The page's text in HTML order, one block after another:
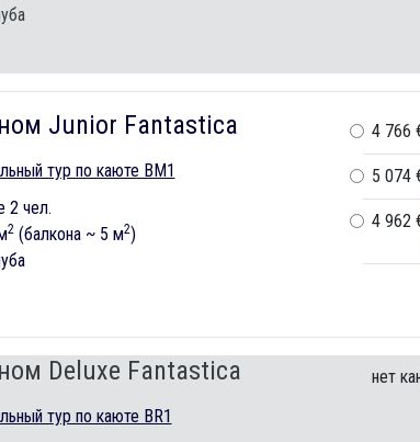
Junior Fantastica
тур по каюте BM1
2 чел.
2(балкона ~ 5 м2)
4 766
5 074
4 962
Deluxe Fantastica
тур по каюте BR1
нет